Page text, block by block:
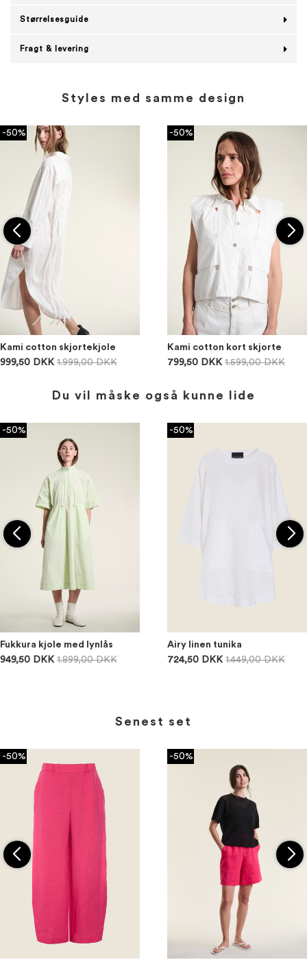
Størrelsesguide
Fragt & levering
Styles med samme design
-50%
Kami cotton skjortekjole
999,50 DKK 1.999,00 DKK
-50%
Kami cotton kort skjorte
799,50 DKK 1.599,00 DKK
Du vil måske også kunne lide
-50%
Fukkura kjole med lynlås
949,50 DKK 1.899,00 DKK
-50%
Airy linen tunika
724,50 DKK 1.449,00 DKK
Senest set
-50% -50%